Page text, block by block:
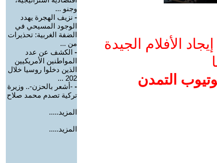
الأفلام الجيدة
التمدن
وجنو ...
- نزيف الهجرة يهدد
الوجود المسيحي في
الضفة الغربية: تحذيرات
من ...
- الكشف عن عدد
المواطنين الأمريكيين
الذين دخلوا روسيا خلال
202 ...
- -أشعر بالحزن-.. وزيرة
تركية تصدم محمد صلاح
المزيد.....
المزيد.....